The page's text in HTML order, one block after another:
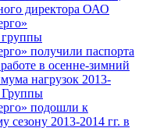
директора ОАО
получили паспорта
в осенне-зимний
нагрузок 2013-
Группы
подошли к
сезону 2013-2014 гг. в